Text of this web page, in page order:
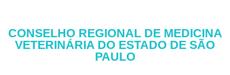
Especialidades
CONSELHO REGIONAL DE MEDICINA
VETERINÁRIA DO ESTADO DE SÃO
PAULO